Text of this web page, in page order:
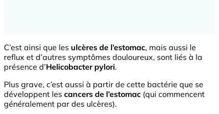
C’est ainsi que les ulcères de l’estomac, mais aussi le
reflux et d’autres symptômes douloureux, sont liés à la
présence d’Helicobacter pylori.
Plus grave, c’est aussi à partir de cette bactérie que se
développent les cancers de l’estomac (qui commencent
généralement par des ulcères).